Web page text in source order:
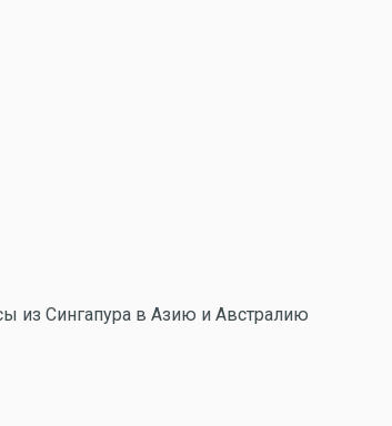
из Сингапура в Азию и Австралию